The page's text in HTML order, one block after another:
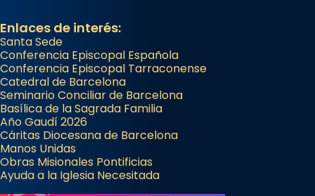
Enlaces de interés:
Santa Sede
Conferencia Episcopal Española
Conferencia Episcopal Tarraconense
Catedral de Barcelona
Seminario Conciliar de Barcelona
Basílica de la Sagrada Familia
Año Gaudí 2026
Cáritas Diocesana de Barcelona
Manos Unidas
Obras Misionales Pontificias
Ayuda a la Iglesia Necesitada